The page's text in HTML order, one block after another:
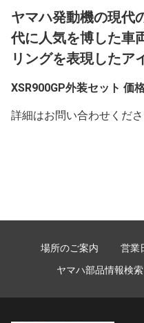
ヤマハ発動機の現代
代に人気を博した車
リングを表現したア
XSR900GP外装セット 価
詳細はお問い合わせくださ
場所のご案内 営業
ヤマハ部品情報検索